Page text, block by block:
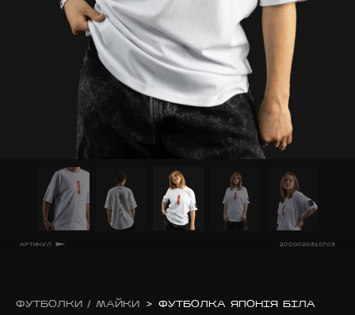
АРТИКУЛ 2000020310703
ФУТБОЛКИ / МАЙКИ > ФУТБОЛКА ЯПОНІЯ БІЛА